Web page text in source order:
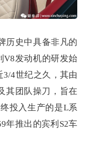
历史中具备非凡的
V8发动机的研发始
3/4世纪之久，其由
其团队操刀，旨在
投入生产的是L系
年推出的宾利S2车